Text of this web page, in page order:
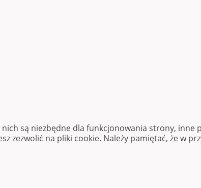
są niezbędne dla funkcjonowania strony,
zezwolić na pliki cookie. Należy pamiętać, że w